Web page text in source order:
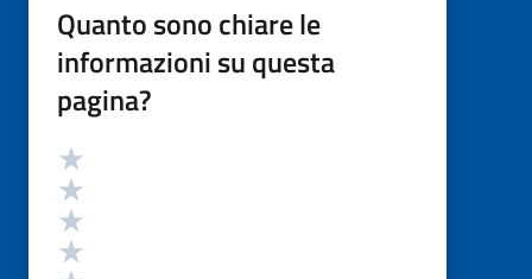
Quanto sono chiare le
informazioni su questa
pagina?
Valutazione